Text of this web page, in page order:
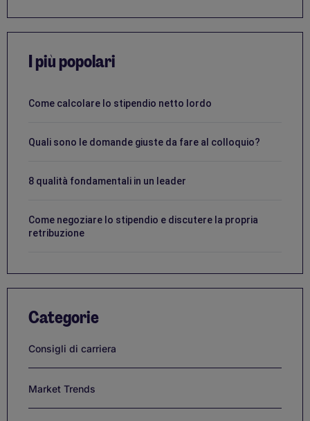
I più popolari
Come calcolare lo stipendio netto lordo
Quali sono le domande giuste da fare al colloquio?
8 qualità fondamentali in un leader
Come negoziare lo stipendio e discutere la propria
retribuzione
Categorie
Consigli di carriera
Market Trends